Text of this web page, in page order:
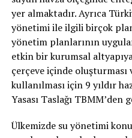
yer almaktadır. Ayrıca
yönetimi ile ilgili birçok
yönetim planlarının
etkin bir kurumsal
çerçeve içinde oluşturması
kullanılması için 9 yıldır
Yasası Taslağı TBMM’den
Ülkemizde su yönetimi